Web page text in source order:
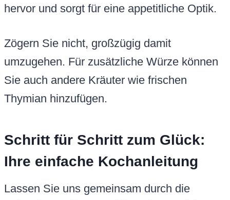
hervor und sorgt für eine appetitliche Optik.
Zögern Sie nicht, großzügig damit
umzugehen. Für zusätzliche Würze können
Sie auch andere Kräuter wie frischen
Thymian hinzufügen.
Schritt für Schritt zum Glück:
Ihre einfache Kochanleitung
Lassen Sie uns gemeinsam durch die